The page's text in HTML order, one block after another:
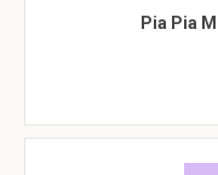
Pia Pia